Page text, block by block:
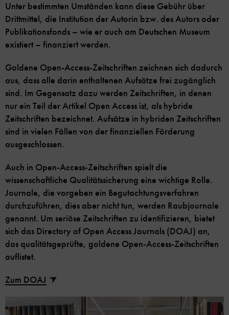
Unter bestimmten Umständen kann diese Gebühr über
Drittmittel, die Institution der Autorin bzw. des Autors oder
Publikationsfonds – wie er auch am Deutschen Museum
existiert – finanziert werden.
Goldene Open-Access-Zeitschriften zeichnen sich dadurch
aus, dass alle darin enthaltenen Aufsätze frei zugänglich
sind. Im Gegensatz dazu werden Zeitschriften, in denen
nur ein Teil der Artikel Open Access ist, als hybride
Zeitschriften bezeichnet. Aufsätze in hybriden Zeitschriften
sind in vielen Fällen von der finanziellen Förderung
ausgeschlossen.
Auch in Open-Access-Zeitschriften spielt die
wissenschaftliche Qualitätssicherung eine wichtige Rolle.
Journale, die vorgeben ein Begutachtungsverfahren
durchzuführen, dies aber nicht tun, werden Raubjournale
genannt. Um seriöse Zeitschriften zu identifizieren, bietet
sich das Directory of Open Access Journals (DOAJ) an,
das qualitätsgeprüfte, goldene Open-Access-Zeitschriften
auflistet.
Zum DOAJ